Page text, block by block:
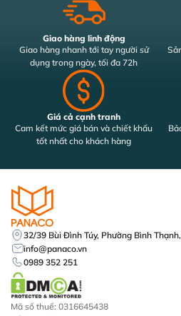
Giao hàng linh động
Giao hàng nhanh tới tay người sử
dụng trong ngày, tối đa 72h
Giá cả cạnh tranh
Cam kết mức giá bán và chiết khấu
tốt nhất cho khách hàng
32/39 Bùi Đình Túy, Phường Bình
info@panaco.vn
0989 352 251
Mã số thuế: 0316645438